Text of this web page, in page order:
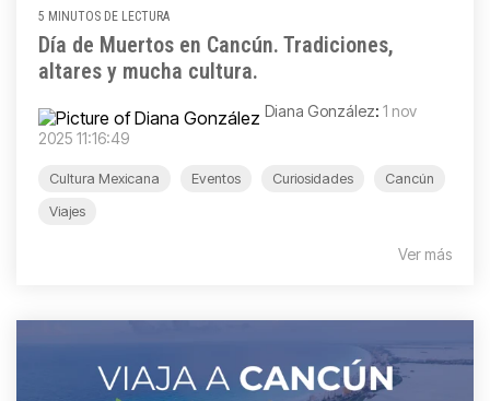
5 MINUTOS DE LECTURA
Día de Muertos en Cancún. Tradiciones,
altares y mucha cultura.
Diana González: 1 nov
2025 11:16:49
Cultura Mexicana Eventos Curiosidades
Cancún
Viajes
Ver más